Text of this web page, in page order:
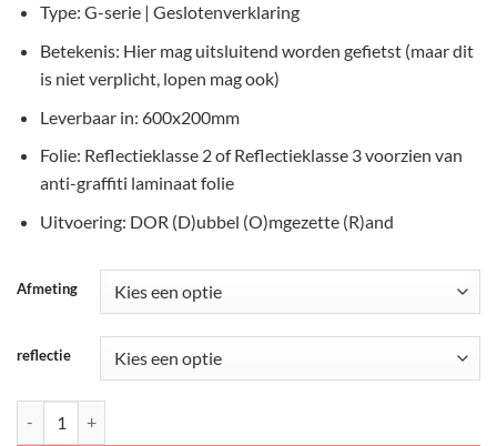
€46,60
tot
€37,28
Type: G-serie | Geslotenverklaring
Betekenis: Hier mag uitsluitend worden gefietst (maar dit
is niet verplicht, lopen mag ook)
Leverbaar in: 600x200mm
Folie: Reflectieklasse 2 of Reflectieklasse 3 voorzien van
anti-graffiti laminaat folie
Uitvoering: DOR (D)ubbel (O)mgezette (R)and
Afmeting
reflectie